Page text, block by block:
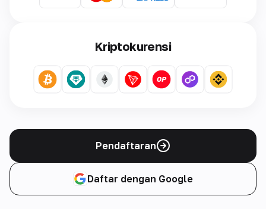
Kriptokurensi
Pendaftaran
Daftar dengan Google